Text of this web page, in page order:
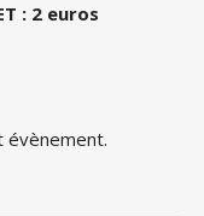
: 2 euros
évènement.